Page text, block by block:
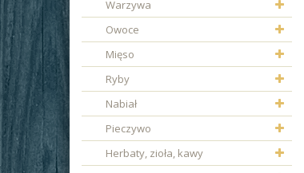
Warzywa
Owoce
Mięso
Ryby
Nabiał
Pieczywo
Herbaty, zioła, kawy